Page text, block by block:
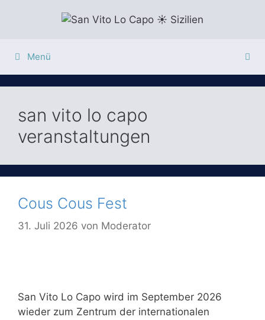
Menü
san vito lo capo
veranstaltungen
Cous Cous Fest
31. Juli 2026 von Moderator
San Vito Lo Capo wird im September 2026
wieder zum Zentrum der internationalen